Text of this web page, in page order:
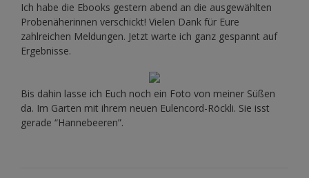
Ich habe die Ebooks gestern abend an die ausgewählten
Probenäherinnen verschickt! Vielen Dank für Eure
zahlreichen Meldungen. Jetzt warte ich ganz gespannt auf
Ergebnisse.
Bis dahin lasse ich Euch noch ein Foto von meiner Süßen
da. Im Garten mit ihrem neuen Eulencord-Röckli. Sie isst
gerade “Hannebeeren”.